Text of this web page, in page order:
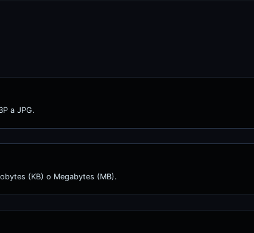
a JPG.
(KB) o Megabytes (MB).